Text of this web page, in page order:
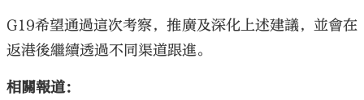
G19希望通過這次考察，推廣及深化上述建議，並會在
返港後繼續透過不同渠道跟進。
相關報道：